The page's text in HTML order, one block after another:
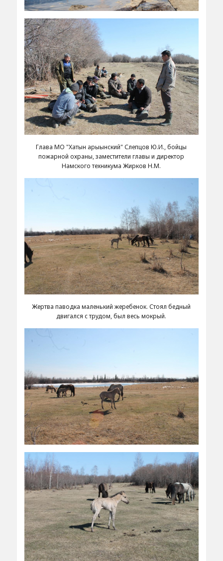
Глава МО "Хатын арыынский" Слепцов Ю.И., бойцы
пожарной охраны, заместители главы и директор
Намского техникума Жирков Н.М.
Жертва паводка маленький жеребенок. Стоял бедный
двигался с трудом, был весь мокрый.